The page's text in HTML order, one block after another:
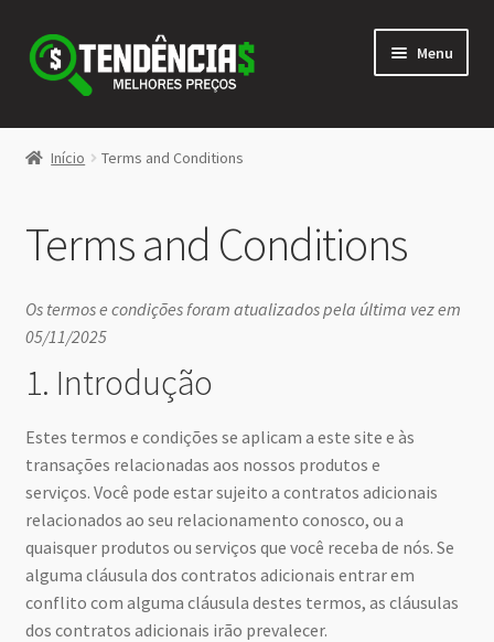
Pular
para
navegação
Pular
para
conteúdo
Menu
LOJA
Início Terms and Conditions
Terms and Conditions
Os termos e condições foram atualizados pela última vez em
05/11/2025
1. Introdução
Estes termos e condições se aplicam a este site e às
transações relacionadas aos nossos produtos e
serviços. Você pode estar sujeito a contratos adicionais
relacionados ao seu relacionamento conosco, ou a
quaisquer produtos ou serviços que você receba de nós. Se
alguma cláusula dos contratos adicionais entrar em
conflito com alguma cláusula destes termos, as cláusulas
dos contratos adicionais irão prevalecer.